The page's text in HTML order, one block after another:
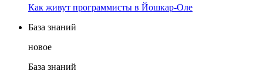
Как живут программисты в Йошкар‑Оле
База знаний
новое
База знаний